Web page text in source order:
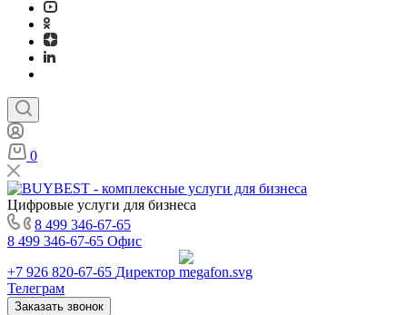
0
Цифровые услуги для бизнеса
8 499 346-67-65
8 499 346-67-65 Офис
+7 926 820-67-65 Директор
Телеграм
Заказать звонок